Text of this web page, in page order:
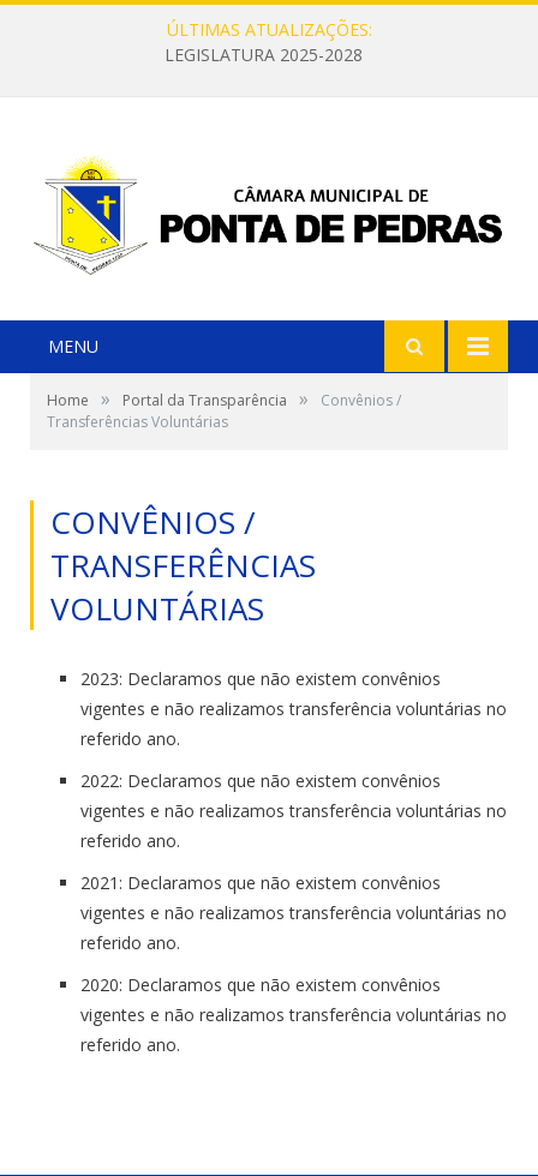
ÚLTIMAS ATUALIZAÇÕES:
LEGISLATURA 2025-2028
MENU
Home » Portal da Transparência »
Convênios /
Transferências Voluntárias
CONVÊNIOS /
TRANSFERÊNCIAS
VOLUNTÁRIAS
2023: Declaramos que não existem convênios
vigentes e não realizamos transferência voluntárias no
referido ano.
2022: Declaramos que não existem convênios
vigentes e não realizamos transferência voluntárias no
referido ano.
2021: Declaramos que não existem convênios
vigentes e não realizamos transferência voluntárias no
referido ano.
2020: Declaramos que não existem convênios
vigentes e não realizamos transferência voluntárias no
referido ano.